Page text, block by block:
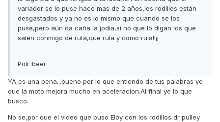
variador se lo puse hace mas de 2 años,los rodillos están
desgastados y ya no es lo mismo que cuando se los
puse,pero aún da caña la jodia,si no que lo digan los que
salen conmigo de ruta,que rula y como rula!!¡¡
Poli :beer
YA,es una pena...bueno por lo que entiendo de tus palabras ye
que la moto mejora mucho en aceleracion.Al final ye lo que
busco.
No se,por que el video que puso Eloy con los rodillos dr pulley